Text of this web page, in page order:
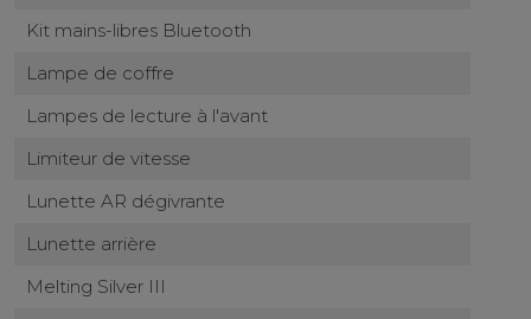
Kit mains-libres Bluetooth
Lampe de coffre
Lampes de lecture à l'avant
Limiteur de vitesse
Lunette AR dégivrante
Lunette arrière
Melting Silver III